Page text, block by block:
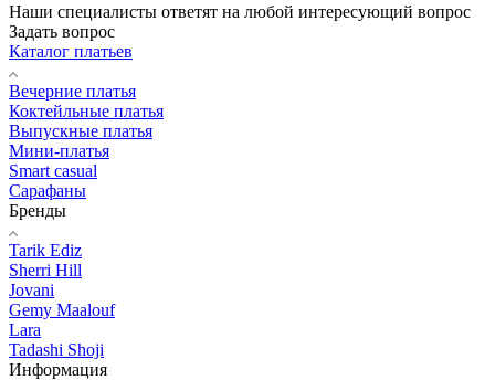
Наши специалисты ответят на любой интересующий вопрос
Задать вопрос
Каталог платьев
Вечерние платья
Коктейльные платья
Выпускные платья
Мини-платья
Smart casual
Сарафаны
Бренды
Tarik Ediz
Sherri Hill
Jovani
Gemy Maalouf
Lara
Tadashi Shoji
Информация